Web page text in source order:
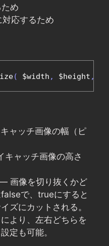
め
応するため
( $width , $height ,
ャッチ画像の幅（ピ
ャッチ画像の高さ
画像を切り抜くかど
で、trueにすると
ズにカットされる。
より、左右どちらを
定も可能。